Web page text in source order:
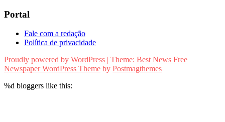
Portal
Fale com a redação
Política de privacidade
Proudly powered by WordPress
Theme: Best News Free
Newspaper WordPress Theme by Postmagthemes
%d bloggers like this: